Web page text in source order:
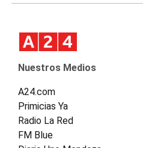
Nuestros Medios
A24.com
Primicias Ya
Radio La Red
FM Blue